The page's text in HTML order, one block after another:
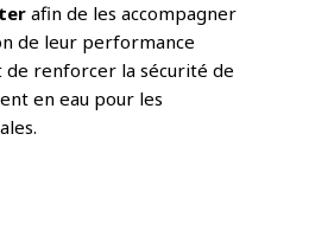
afin de les accompagner
de leur performance
renforcer la sécurité de
en eau pour les